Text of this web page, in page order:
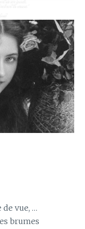
de vue, …
brumes